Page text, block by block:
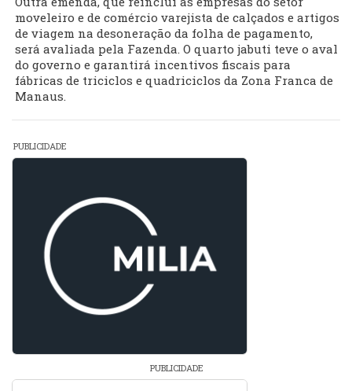
moveleiro e de comércio varejista de calçados e artigos
de viagem na desoneração da folha de pagamento,
será avaliada pela Fazenda. O quarto jabuti teve o aval
do governo e garantirá incentivos fiscais para
fábricas de triciclos e quadriciclos da Zona Franca de
Manaus.
PUBLICIDADE
PUBLICIDADE